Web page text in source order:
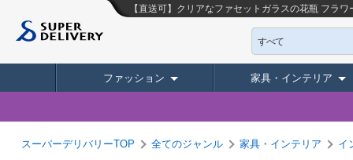
【直送可】クリアなファセットガラスの花瓶 フラワ
すべて
ファッション 家具・インテリア
スーパーデリバリーTOP 全てのジャンル 家具・インテリア イ